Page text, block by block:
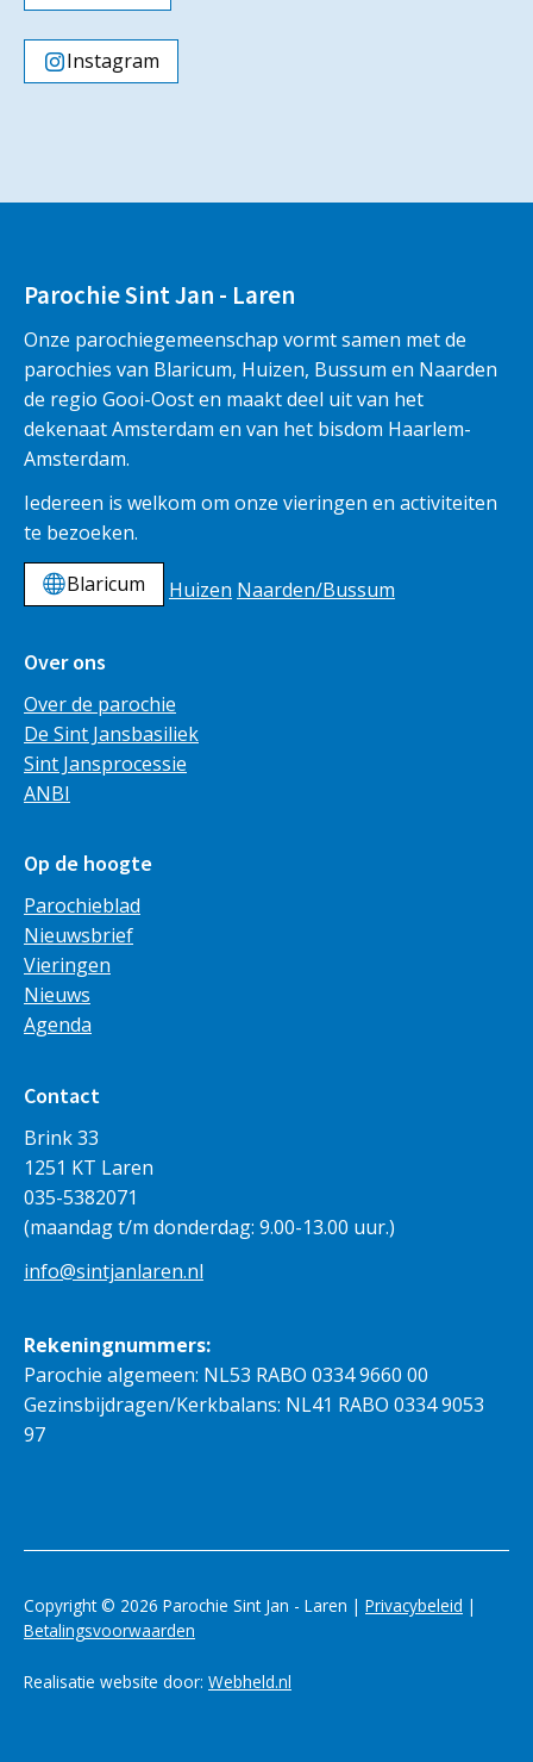
Instagram
Parochie Sint Jan - Laren
Onze parochiegemeenschap vormt samen met de
parochies van Blaricum, Huizen, Bussum en Naarden
de regio Gooi-Oost en maakt deel uit van het
dekenaat Amsterdam en van het bisdom Haarlem-
Amsterdam.
Iedereen is welkom om onze vieringen en activiteiten
te bezoeken.
Blaricum
Huizen Naarden/Bussum
Over ons
Over de parochie
De Sint Jansbasiliek
Sint Jansprocessie
ANBI
Op de hoogte
Parochieblad
Nieuwsbrief
Vieringen
Nieuws
Agenda
Contact
Brink 33
1251 KT Laren
035-5382071
(maandag t/m donderdag: 9.00-13.00 uur.)
info@sintjanlaren.nl
Rekeningnummers:
Parochie algemeen: NL53 RABO 0334 9660 00
Gezinsbijdragen/Kerkbalans: NL41 RABO 0334 9053
97
Copyright © 2026 Parochie Sint Jan - Laren | Privacybeleid |
Betalingsvoorwaarden
Realisatie website door: Webheld.nl